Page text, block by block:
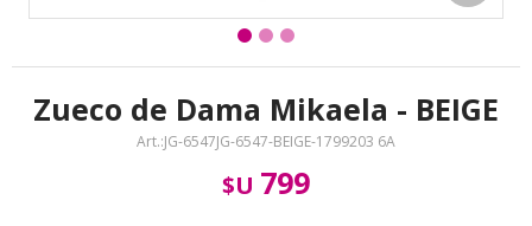
Zueco de Dama Mikaela - BEIGE
JG-6547JG-6547-BEIGE-1799203 6A
$U 799